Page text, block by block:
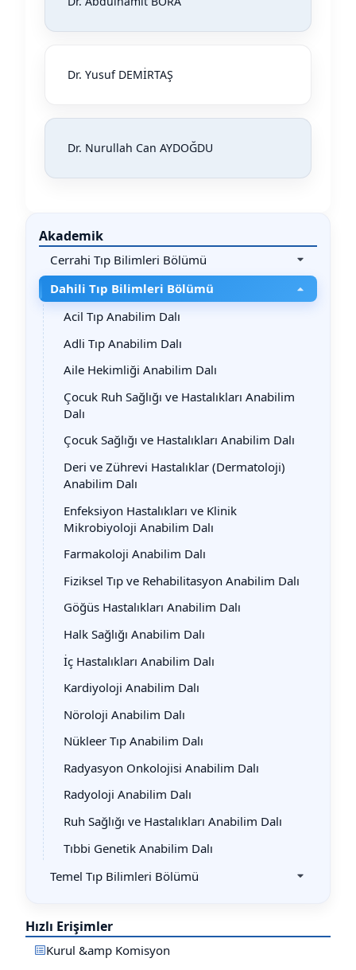
Dr. Yusuf DEMİRTAŞ
Dr. Nurullah Can AYDOĞDU
Akademik
Cerrahi Tıp Bilimleri Bölümü
Dahili Tıp Bilimleri Bölümü
Acil Tıp Anabilim Dalı
Adli Tıp Anabilim Dalı
Aile Hekimliği Anabilim Dalı
Çocuk Ruh Sağlığı ve Hastalıkları Anabilim
Dalı
Çocuk Sağlığı ve Hastalıkları Anabilim Dalı
Deri ve Zührevi Hastalıklar (Dermatoloji)
Anabilim Dalı
Enfeksiyon Hastalıkları ve Klinik
Mikrobiyoloji Anabilim Dalı
Farmakoloji Anabilim Dalı
Fiziksel Tıp ve Rehabilitasyon Anabilim Dalı
Göğüs Hastalıkları Anabilim Dalı
Halk Sağlığı Anabilim Dalı
İç Hastalıkları Anabilim Dalı
Kardiyoloji Anabilim Dalı
Nöroloji Anabilim Dalı
Nükleer Tıp Anabilim Dalı
Radyasyon Onkolojisi Anabilim Dalı
Radyoloji Anabilim Dalı
Ruh Sağlığı ve Hastalıkları Anabilim Dalı
Tıbbi Genetik Anabilim Dalı
Temel Tıp Bilimleri Bölümü
Hızlı Erişimler
Kurul &amp Komisyon